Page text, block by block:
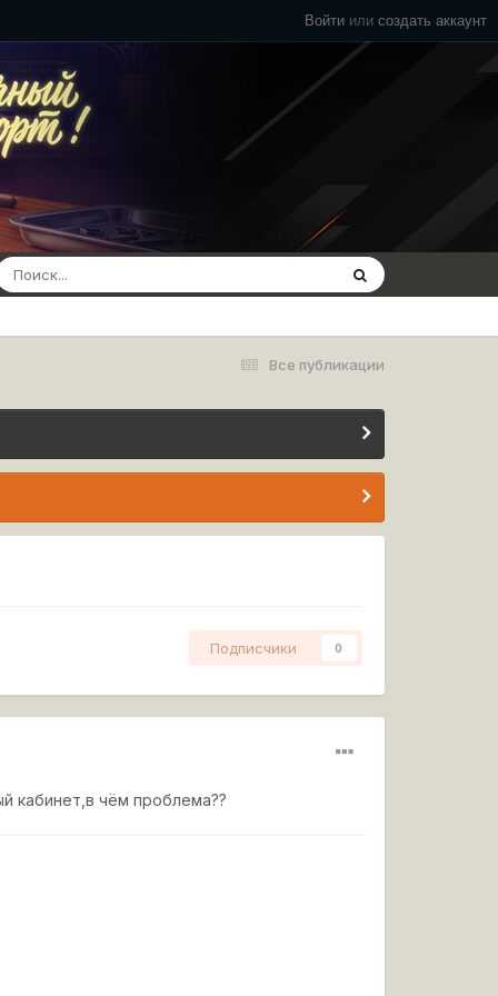
Войти или создать аккаунт
Все публикации
Подписчики 0
кабинет,в чём проблема??